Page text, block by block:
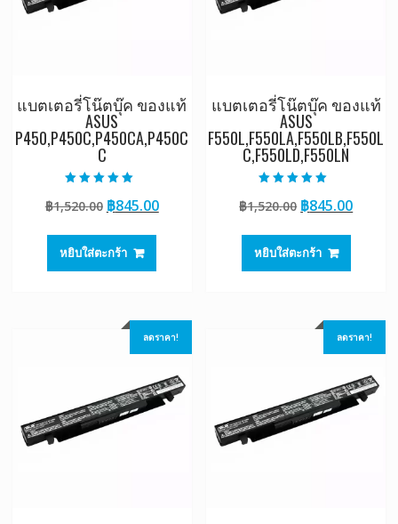
แบตเตอรี่โน๊ตบุ๊ค ของแท้
ASUS
P450,P450C,P450CA,P450C
C
5.00
ตั้งแต่ 1-5
฿1,520.00 Original
was:
฿1,520.00.
฿845.00Current
หยิบใส่ตะกร้า
แบตเตอรี่โน๊ตบุ๊ค ของแท้
ASUS
F550L,F550LA,F550LB,F550L
C,F550LD,F550LN
5.00
ตั้งแต่ 1-5
฿1,520.00 Original
was:
฿1,520.00.
฿845.00
หยิบใส่ตะกร้า
ลดราคา! ลดราคา!